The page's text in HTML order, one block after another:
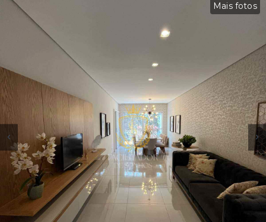
Mais fotos